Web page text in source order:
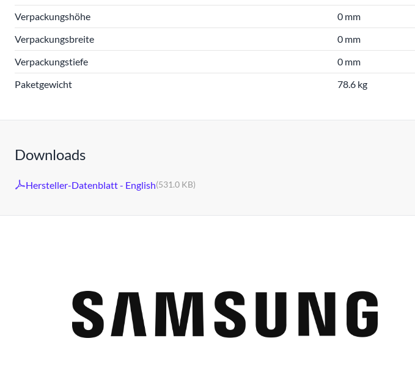
Verpackungshöhe
0 mm
Verpackungsbreite
0 mm
Verpackungstiefe
0 mm
Paketgewicht
78.6 kg
Downloads
Hersteller-Datenblatt - English(531.0 KB)